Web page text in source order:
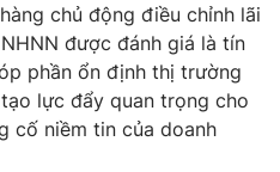
nếu không có sự chấp
VTV.vn khi phát hành lại
chủ động điều chỉnh lãi
được đánh giá là tín
phần ổn định thị trường
lực đẩy quan trọng cho
cố niềm tin của doanh